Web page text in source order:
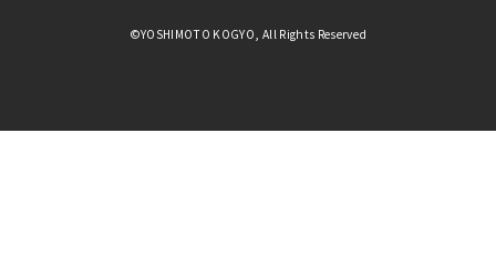
©YOSHIMOTO KOGYO, All Rights Reserved